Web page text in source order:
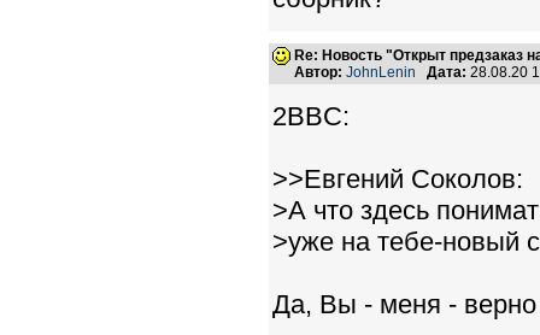
Re: Новость "Открыт предзаказ
Автор: JohnLenin Дата: 28.08.20
2BBC:
>>Евгений Соколов:
>А что здесь
>уже на тебе-новый
Да, Вы - меня - верно